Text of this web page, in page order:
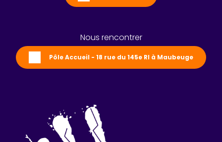
Nous rencontrer
Pôle Accueil - 18 rue du 145e RI à Maubeuge